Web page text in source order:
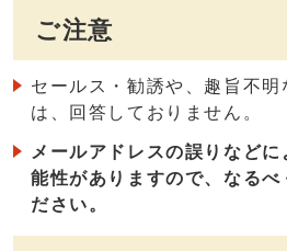
ご注意
セールス・勧誘や、趣旨不明
は、回答しておりません。
メールアドレスの誤りなど
能性がありますので、なるべ
ださい。